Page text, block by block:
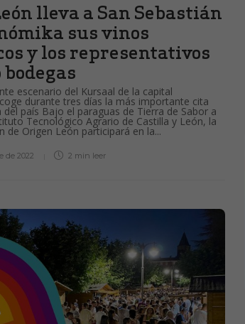
lleva a San Sebastián
sus vinos
y los representativos
bodegas
escenario del Kursaal de la capital
durante tres días la más importante cita
país Bajo el paraguas de Tierra de Sabor a
Tecnológico Agrario de Castilla y León, la
de Origen León participará en la...
de 2022 2 min leer